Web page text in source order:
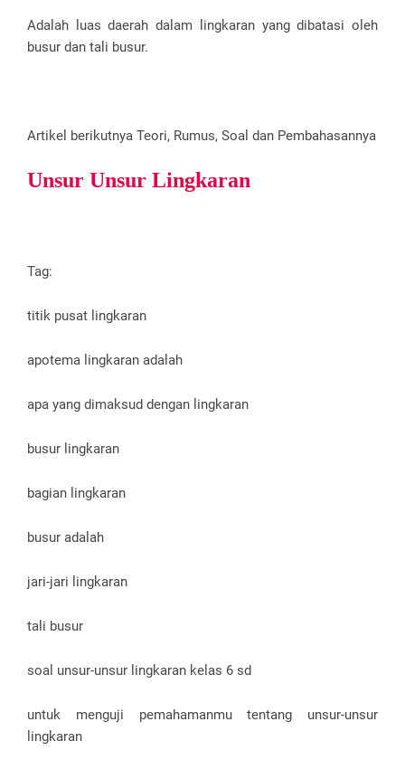
Adalah luas daerah dalam lingkaran yang dibatasi oleh
busur dan tali busur.
Artikel berikutnya Teori, Rumus, Soal dan Pembahasannya
Unsur Unsur Lingkaran
Tag:
titik pusat lingkaran
apotema lingkaran adalah
apa yang dimaksud dengan lingkaran
busur lingkaran
bagian lingkaran
busur adalah
jari-jari lingkaran
tali busur
soal unsur-unsur lingkaran kelas 6 sd
untuk menguji pemahamanmu tentang unsur-unsur
lingkaran